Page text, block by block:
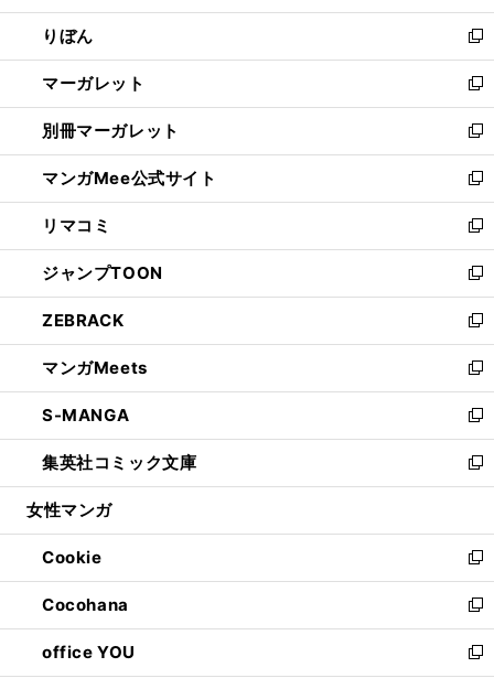
開
く
ウ
で
開
く
ン
ド
ウ
で
開
く
ウ
ィ
ン
ド
ウ
で
開
く
りぼん
新
し
い
ウ
ィ
ン
ド
ウ
で
開
く
マーガレット
新
し
い
ウ
ィ
ン
ド
ウ
で
開
く
別冊マーガレット
新
し
い
ウ
ィ
ン
ド
ウ
で
開
く
マンガMee公式サイト
新
し
い
ウ
ィ
ン
ド
ウ
で
開
く
リマコミ
新
し
い
ウ
ィ
ン
ド
ウ
で
開
く
ジャンプTOON
新
し
い
ウ
ィ
ン
ド
ウ
で
開
ZEBRACK
新
し
い
ウ
ィ
ン
ド
ウ
開
く
マンガMeets
新
し
い
ウ
ィ
ン
ウ
で
開
く
S-MANGA
新
し
い
ウ
ン
ド
ウ
で
開
く
集英社コミック文庫
新
し
ウ
ィ
ン
ド
ウ
で
開
女性マンガ
Cookie
新
し
い
ウ
ィ
ン
Cocohana
新
し
い
ウ
office YOU
新
し